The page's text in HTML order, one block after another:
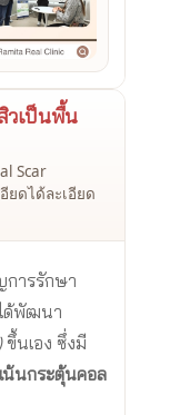
วเป็นพื้น
Scar
ยดได้ละเอียด
การรักษา
ด้พัฒนา
ขึ้นเอง ซึ่งมี
เน้นกระตุ้นคอล